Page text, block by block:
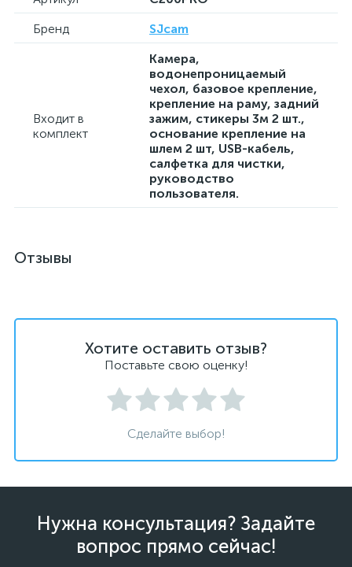
Бренд
SJcam
Входит в
комплект
Камера,
водонепроницаемый
чехол, базовое крепление,
крепление на раму, задний
зажим, стикеры 3м 2 шт.,
основание крепление на
шлем 2 шт, USB-кабель,
салфетка для чистки,
руководство
пользователя.
Отзывы
Хотите оставить отзыв?
Поставьте свою оценку!
Сделайте выбор!
Нужна консультация? Задайте
вопрос прямо сейчас!